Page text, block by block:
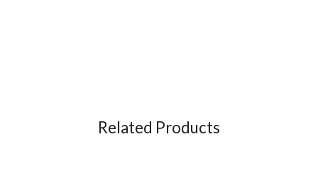
Related Products